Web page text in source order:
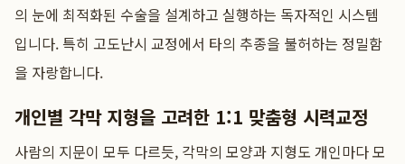
의 눈에 최적화된 수술을 설계하고 실행하는 독자적인 시스템
입니다. 특히 고도난시 교정에서 타의 추종을 불허하는 정밀함
을 자랑합니다.
개인별 각막 지형을 고려한 1:1 맞춤형 시력교정
사람의 지문이 모두 다르듯, 각막의 모양과 지형도 개인마다 모